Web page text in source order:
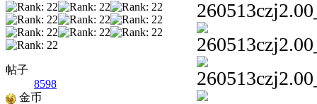
帖子
8598
金币